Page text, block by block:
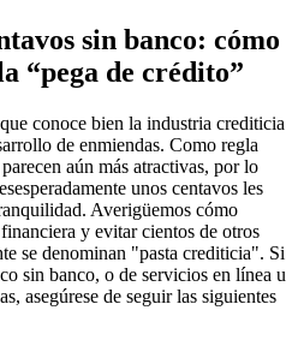
sin banco: cómo
“pega de crédito”
conoce bien la industria crediticia
de enmiendas. Como regla
aún más atractivas, por lo
unos centavos les
Averigüemos cómo
y evitar cientos de otros
se denominan "pasta crediticia". Si
sin banco, o de servicios en línea u
asegúrese de seguir las siguientes